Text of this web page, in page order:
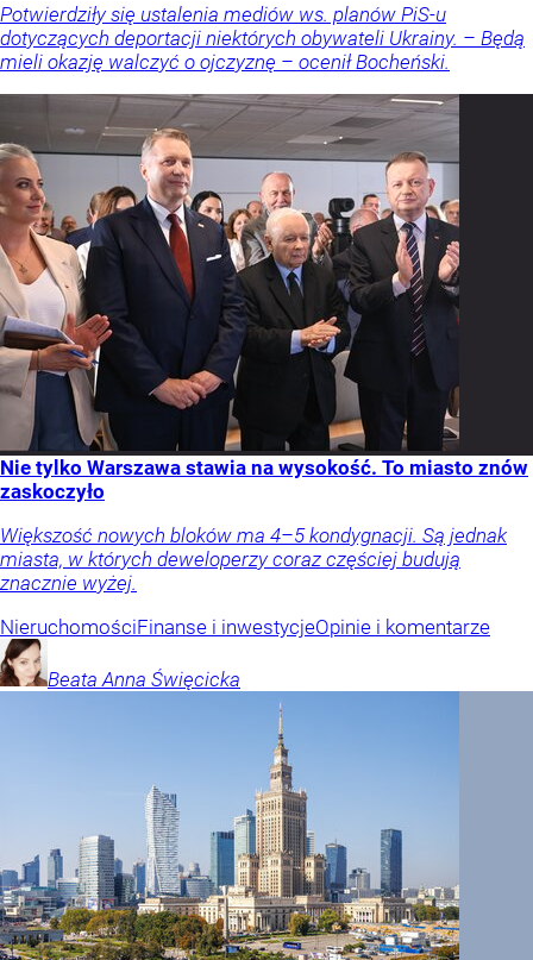
Potwierdziły się ustalenia mediów ws. planów PiS-u
dotyczących deportacji niektórych obywateli Ukrainy. – Będą
mieli okazję walczyć o ojczyznę – ocenił Bocheński.
Nie tylko Warszawa stawia na wysokość. To miasto znów
zaskoczyło
Większość nowych bloków ma 4–5 kondygnacji. Są jednak
miasta, w których deweloperzy coraz częściej budują
znacznie wyżej.
NieruchomościFinanse i inwestycjeOpinie i komentarze
Beata Anna Święcicka